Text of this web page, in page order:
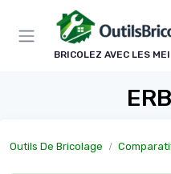
BRICOLEZ AVEC LES
Outils De Bricolage
Panneau de gestion des